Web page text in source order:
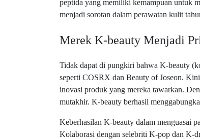
peptida yang memiliki kemampuan untuk
menjadi sorotan dalam perawatan kulit
Merek K-beauty Menjadi
Tidak dapat di pungkiri bahwa K-beauty
seperti COSRX dan Beauty of Joseon.
inovasi produk yang mereka tawarkan.
mutakhir. K-beauty berhasil
Keberhasilan K-beauty dalam menguasai
Kolaborasi dengan selebriti K-pop dan K-